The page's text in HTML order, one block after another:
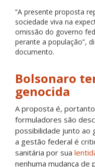
“A presente proposta
sociedade viva na
omissão do governo
perante a população”,
documento.
Bolsonaro
genocida
A proposta é,
formuladores são
possibilidade junto ao
a gestão federal é
sanitária por sua
nenhuma mudança de